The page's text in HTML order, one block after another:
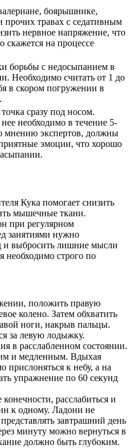
боярышнике,
прочих травах с седативным
нервное напряжение, что
скажется на процессе
борьбы с недосыпанием в
Необходимо считать от 1 до
в скором погружении в
сразу под носом.
необходимо в течение 5-
мнению экспертов, должны
эмоции, что хорошо
Кука помогает снизить
мышечные ткани.
при регулярном
занятиями нужно
и выбросить лишние мысли
необходимо строго по
положить правую
колено. Затем обхватить
ноги, накрыв пальцы.
за левую лодыжку.
в расслабленном состоянии.
и медленным. Вдыхая
прислоняться к небу, а на
упражнение по 60 секунд
расслабиться и
к одному. Ладони не
завтрашний день
минуту можно вернуться в
должно быть глубоким.